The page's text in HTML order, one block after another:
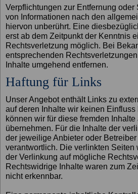
Verpflichtungen zur Entfernung oder
von Informationen nach den
hiervon unberührt. Eine
erst ab dem Zeitpunkt der Kenntnis
Rechtsverletzung möglich. Bei
entsprechenden
Inhalte umgehend entfernen.
Haftung für Links
Unser Angebot enthält Links zu
auf deren Inhalte wir keinen
können wir für diese fremden
übernehmen. Für die Inhalte der
der jeweilige Anbieter oder
verantwortlich. Die verlinkten Seiten
der Verlinkung auf mögliche
Rechtswidrige Inhalte waren zum
nicht erkennbar.